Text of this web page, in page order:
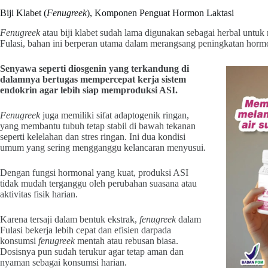
Biji Klabet (Fenugreek), Komponen Penguat Hormon Laktasi
Fenugreek atau biji klabet sudah lama digunakan sebagai herbal
Fulasi, bahan ini berperan utama dalam merangsang peningkatan
Senyawa seperti diosgenin yang terkandung di
dalamnya bertugas mempercepat kerja sistem
endokrin agar lebih siap memproduksi ASI.
Fenugreek juga memiliki sifat adaptogenik ringan,
yang membantu tubuh tetap stabil di bawah tekanan
seperti kelelahan dan stres ringan. Ini dua kondisi
umum yang sering mengganggu kelancaran menyusui.
Dengan fungsi hormonal yang kuat, produksi ASI
tidak mudah terganggu oleh perubahan suasana atau
aktivitas fisik harian.
Karena tersaji dalam bentuk ekstrak, fenugreek dalam
Fulasi bekerja lebih cepat dan efisien darpada
konsumsi fenugreek mentah atau rebusan biasa.
Dosisnya pun sudah terukur agar tetap aman dan
nyaman sebagai konsumsi harian.